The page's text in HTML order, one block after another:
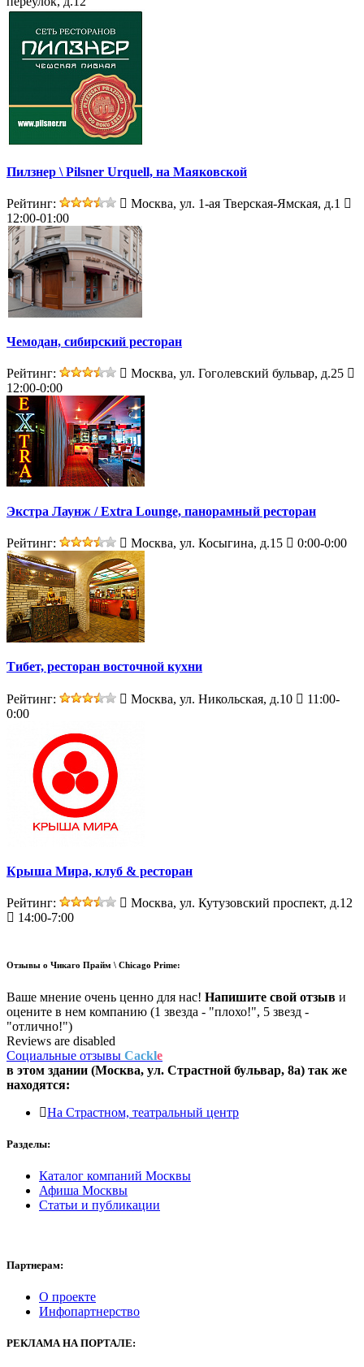
Пилзнер \ Pilsner Urquell, на Маяковской
Рейтинг:
Москва, ул. 1-ая Тверская-Ямская, д.1
12:00-01:00
Чемодан, сибирский ресторан
Рейтинг:
Москва, ул. Гоголевский бульвар, д.25
12:00-0:00
Экстра Лаунж / Extra Lounge, панорамный ресторан
Рейтинг: Москва, ул. Косыгина, д.15 0:00-0:00
Тибет, ресторан восточной кухни
Рейтинг: Москва, ул. Никольская, д.10
11:00-
0:00
Крыша Мира, клуб & ресторан
Рейтинг:
Москва, ул. Кутузовский проспект, д.12
14:00-7:00
Отзывы о Чикаго Прайм \ Chicago Prime:
Ваше мнение очень ценно для нас! Напишите свой отзыв и
оцените в нем компанию (1 звезда - "плохо!", 5 звезд -
"отлично!")
Reviews are disabled
Социальные отзывы Cackle
в этом здании (Москва, ул. Страстной бульвар, 8а) так же
находятся:
На Страстном, театральный центр
Разделы:
Каталог компаний Москвы
Афиша Москвы
Статьи и публикации
Партнерам:
О проекте
Инфопартнерство
РЕКЛАМА НА ПОРТАЛЕ: